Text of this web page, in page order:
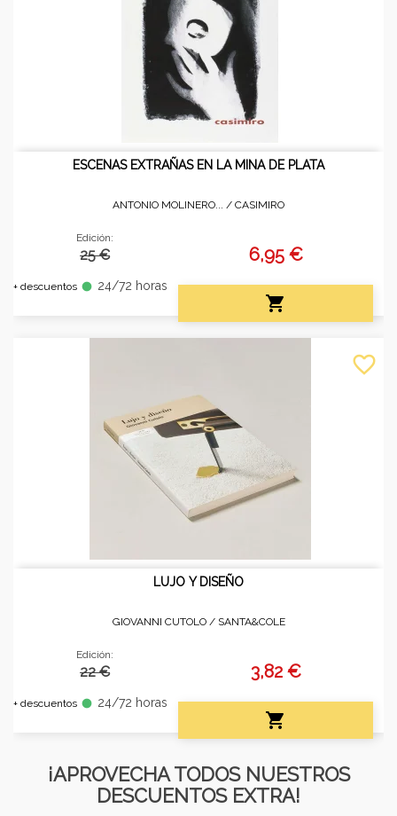
ESCENAS EXTRAÑAS EN LA MINA DE PLATA
ANTONIO MOLINERO... / CASIMIRO
Edición:
25 €
+ descuentos fiber_manual_record 24/72 horas
6,95 €

LUJO Y DISEÑO
GIOVANNI CUTOLO / SANTA&COLE
Edición:
22 €
+ descuentos fiber_manual_record 24/72 horas
3,82 €

favorite_border
¡APROVECHA TODOS NUESTROS
DESCUENTOS EXTRA!